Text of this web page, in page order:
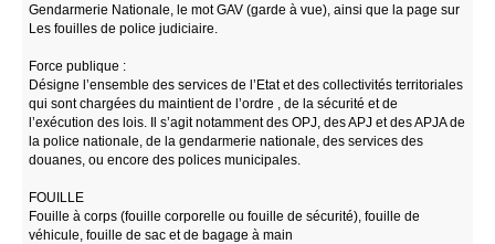
Gendarmerie Nationale, le mot GAV (garde à vue), ainsi que la page sur
Les fouilles de police judiciaire.
Force publique :
Désigne l’ensemble des services de l’Etat et des collectivités territoriales
qui sont chargées du maintient de l’ordre , de la sécurité et de
l’exécution des lois. Il s’agit notamment des OPJ, des APJ et des APJA de
la police nationale, de la gendarmerie nationale, des services des
douanes, ou encore des polices municipales.
FOUILLE
Fouille à corps (fouille corporelle ou fouille de sécurité), fouille de
véhicule, fouille de sac et de bagage à main